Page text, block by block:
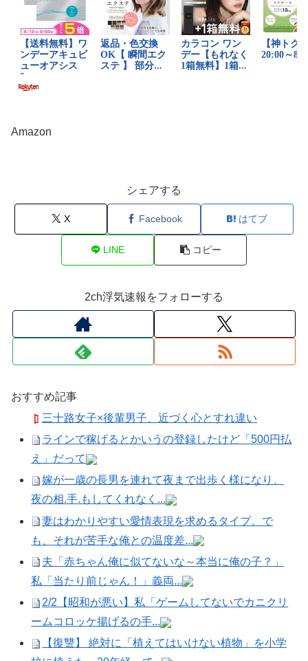
Amazon
シェアする
X Facebook はてブ
LINE コピー
2ch浮気速報をフォローする
おすすめ記事
三十路女子×後輩男子、近づく心とすれ違い
ラインで稼げるとかいうの登録したけど「500円払
え」だって
嫁が一歳の長男を連れて夜まで出歩く様になり、
夜の相.手.もしてくれなく...
妻はわかりやすい愛情表現を求めるタイプ。で
も、それが苦手な俺との温度差...
夫「赤ちゃん俺に似てないな～本当に俺の子？」
私「当たり前じゃん！」義両...
2/2【昭和が悪い】私「ゲームしてないでカニクリ
ームコロッケ揚げるの手...
【復讐】 絶対に「植えてはいけない植物」を小学